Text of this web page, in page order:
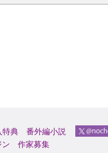
特典
番外編小説
ン
作家募集